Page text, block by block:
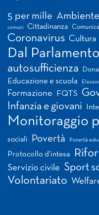
5 per mille
comuni Cittadinanza
Coronavirus Cultura
Dal Parlamento
autosufficienza
Educazione e scuola
Formazione FQTS
Infanzia e giovani
Monitoraggio
sociali Povertà Povertà
Protocollo d'intesa
Servizio civile Sport
Volontariato